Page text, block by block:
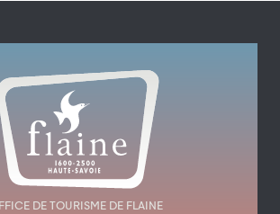
DE TOURISME DE FLAINE